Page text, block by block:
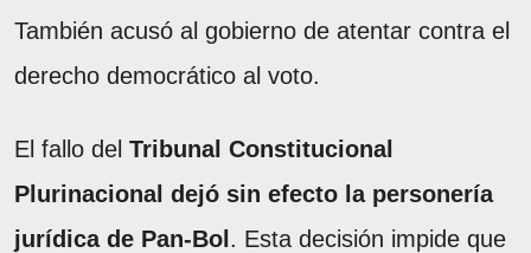
También acusó al gobierno de atentar contra el
derecho democrático al voto.
El fallo del Tribunal Constitucional
Plurinacional dejó sin efecto la personería
jurídica de Pan-Bol . Esta decisión impide que